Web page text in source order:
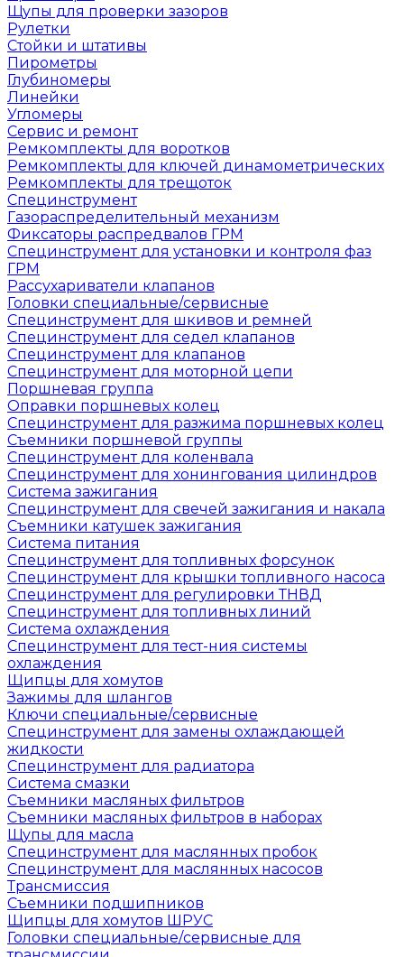
Щупы для проверки зазоров
Рулетки
Стойки и штативы
Пирометры
Глубиномеры
Линейки
Угломеры
Сервис и ремонт
Ремкомплекты для воротков
Ремкомплекты для ключей динамометрических
Ремкомплекты для трещоток
Специнструмент
Газораспределительный механизм
Фиксаторы распредвалов ГРМ
Специнструмент для установки и контроля фаз
ГРМ
Рассухариватели клапанов
Головки специальные/сервисные
Специнструмент для шкивов и ремней
Специнструмент для седел клапанов
Специнструмент для клапанов
Специнструмент для моторной цепи
Поршневая группа
Оправки поршневых колец
Специнструмент для разжима поршневых колец
Съемники поршневой группы
Специнструмент для коленвала
Специнструмент для хонингования цилиндров
Система зажигания
Специнструмент для свечей зажигания и накала
Съемники катушек зажигания
Система питания
Специнструмент для топливных форсунок
Специнструмент для крышки топливного насоса
Специнструмент для регулировки ТНВД
Специнструмент для топливных линий
Система охлаждения
Специнструмент для тест-ния системы
охлаждения
Щипцы для хомутов
Зажимы для шлангов
Ключи специальные/сервисные
Специнструмент для замены охлаждающей
жидкости
Специнструмент для радиатора
Система смазки
Съемники масляных фильтров
Съемники масляных фильтров в наборах
Щупы для масла
Специнструмент для маслянных пробок
Специнструмент для маслянных насосов
Трансмиссия
Съемники подшипников
Щипцы для хомутов ШРУС
Головки специальные/сервисные для